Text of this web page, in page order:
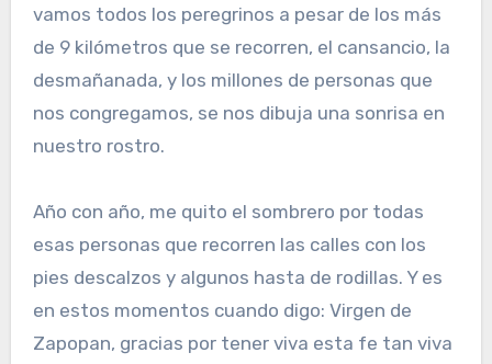
vamos todos los peregrinos a pesar de los más
de 9 kilómetros que se recorren, el cansancio, la
desmañanada, y los millones de personas que
nos congregamos, se nos dibuja una sonrisa en
nuestro rostro.
Año con año, me quito el sombrero por todas
esas personas que recorren las calles con los
pies descalzos y algunos hasta de rodillas. Y es
en estos momentos cuando digo: Virgen de
Zapopan, gracias por tener viva esta fe tan viva